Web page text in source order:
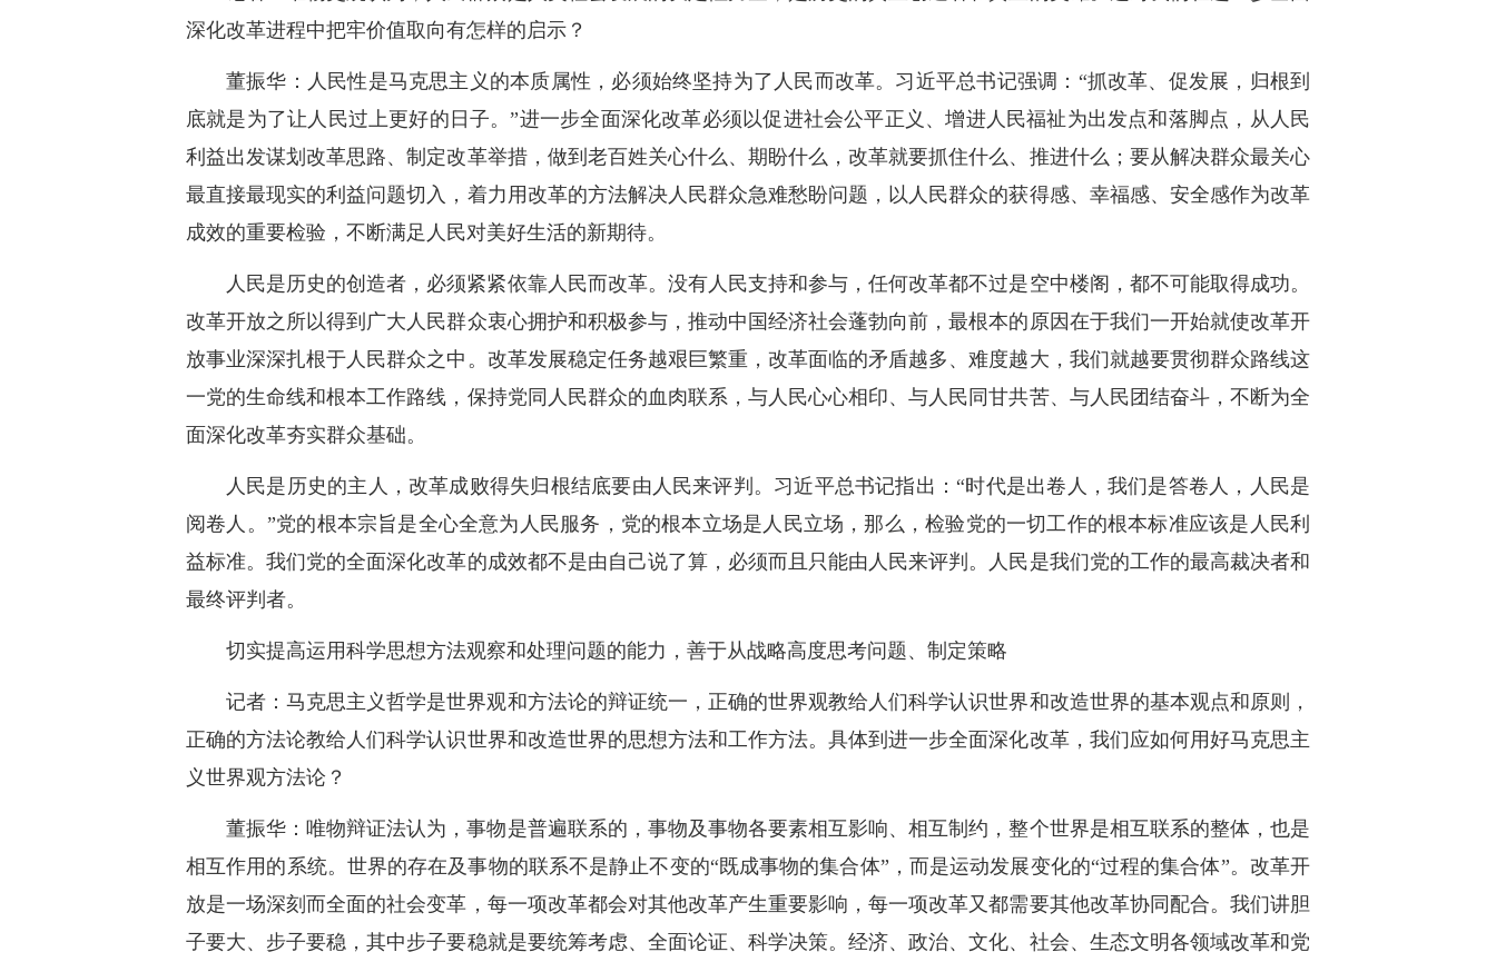
深化改革进程中把牢价值取向有怎样的启示？
董振华：人民性是马克思主义的本质属性，必须始终坚持为了人民而改革。习近平总书记强调：“抓改革、促发展，归根到
底就是为了让人民过上更好的日子。”进一步全面深化改革必须以促进社会公平正义、增进人民福祉为出发点和落脚点，从人民
利益出发谋划改革思路、制定改革举措，做到老百姓关心什么、期盼什么，改革就要抓住什么、推进什么；要从解决群众最关心
最直接最现实的利益问题切入，着力用改革的方法解决人民群众急难愁盼问题，以人民群众的获得感、幸福感、安全感作为改革
成效的重要检验，不断满足人民对美好生活的新期待。
人民是历史的创造者，必须紧紧依靠人民而改革。没有人民支持和参与，任何改革都不过是空中楼阁，都不可能取得成功。
改革开放之所以得到广大人民群众衷心拥护和积极参与，推动中国经济社会蓬勃向前，最根本的原因在于我们一开始就使改革开
放事业深深扎根于人民群众之中。改革发展稳定任务越艰巨繁重，改革面临的矛盾越多、难度越大，我们就越要贯彻群众路线这
一党的生命线和根本工作路线，保持党同人民群众的血肉联系，与人民心心相印、与人民同甘共苦、与人民团结奋斗，不断为全
面深化改革夯实群众基础。
人民是历史的主人，改革成败得失归根结底要由人民来评判。习近平总书记指出：“时代是出卷人，我们是答卷人，人民是
阅卷人。”党的根本宗旨是全心全意为人民服务，党的根本立场是人民立场，那么，检验党的一切工作的根本标准应该是人民利
益标准。我们党的全面深化改革的成效都不是由自己说了算，必须而且只能由人民来评判。人民是我们党的工作的最高裁决者和
最终评判者。
切实提高运用科学思想方法观察和处理问题的能力，善于从战略高度思考问题、制定策略
记者：马克思主义哲学是世界观和方法论的辩证统一，正确的世界观教给人们科学认识世界和改造世界的基本观点和原则，
正确的方法论教给人们科学认识世界和改造世界的思想方法和工作方法。具体到进一步全面深化改革，我们应如何用好马克思主
义世界观方法论？
董振华：唯物辩证法认为，事物是普遍联系的，事物及事物各要素相互影响、相互制约，整个世界是相互联系的整体，也是
相互作用的系统。世界的存在及事物的联系不是静止不变的“既成事物的集合体”，而是运动发展变化的“过程的集合体”。改革开
放是一场深刻而全面的社会变革，每一项改革都会对其他改革产生重要影响，每一项改革又都需要其他改革协同配合。我们讲胆
子要大、步子要稳，其中步子要稳就是要统筹考虑、全面论证、科学决策。经济、政治、文化、社会、生态文明各领域改革和党